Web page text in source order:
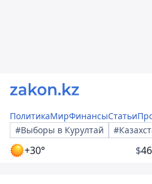
ПолитикаМирФинансыСтатьи
#Выборы в Курултай
+30° $